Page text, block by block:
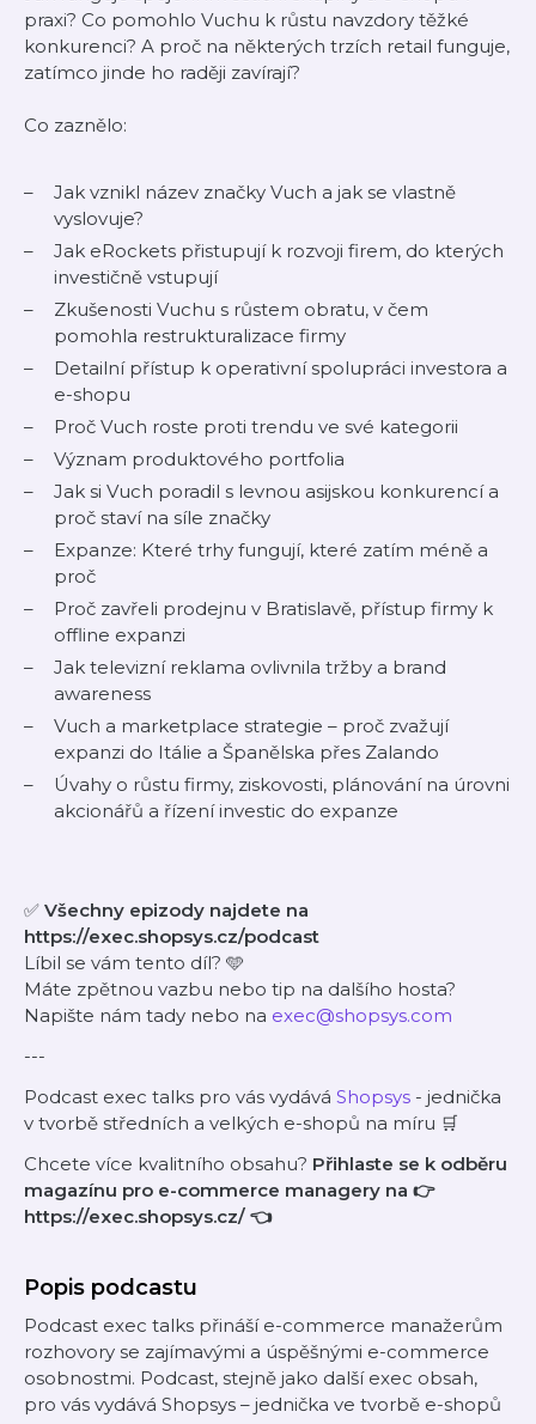
praxi? Co pomohlo Vuchu k růstu navzdory těžké
konkurenci? A proč na některých trzích retail funguje,
zatímco jinde ho raději zavírají?
Co zaznělo:
Jak vznikl název značky Vuch a jak se vlastně
vyslovuje?
Jak eRockets přistupují k rozvoji firem, do kterých
investičně vstupují
Zkušenosti Vuchu s růstem obratu, v čem
pomohla restrukturalizace firmy
Detailní přístup k operativní spolupráci investora a
e-shopu
Proč Vuch roste proti trendu ve své kategorii
Význam produktového portfolia
Jak si Vuch poradil s levnou asijskou konkurencí a
proč staví na síle značky
Expanze: Které trhy fungují, které zatím méně a
proč
Proč zavřeli prodejnu v Bratislavě, přístup firmy k
offline expanzi
Jak televizní reklama ovlivnila tržby a brand
awareness
Vuch a marketplace strategie – proč zvažují
expanzi do Itálie a Španělska přes Zalando
Úvahy o růstu firmy, ziskovosti, plánování na úrovni
akcionářů a řízení investic do expanze
✅ Všechny epizody najdete na
https://exec.shopsys.cz/podcast
Líbil se vám tento díl? 🩵
Máte zpětnou vazbu nebo tip na dalšího hosta?
Napište nám tady nebo na exec@shopsys.com
---
Podcast exec talks pro vás vydává Shopsys - jednička
v tvorbě středních a velkých e-shopů na míru 🛒
Chcete více kvalitního obsahu? Přihlaste se k odběru
magazínu pro e-commerce managery na 👉
https://exec.shopsys.cz/ 👈
Popis podcastu
Podcast exec talks přináší e-commerce manažerům
rozhovory se zajímavými a úspěšnými e-commerce
osobnostmi. Podcast, stejně jako další exec obsah,
pro vás vydává Shopsys – jednička ve tvorbě e-shopů